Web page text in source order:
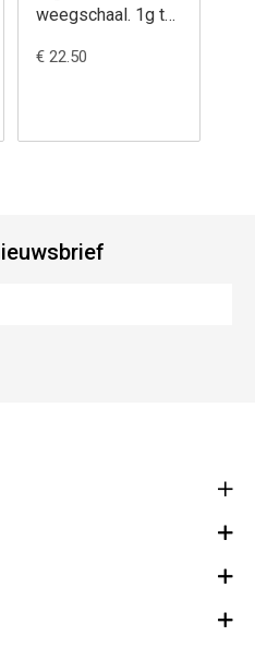
weegschaal. 1g tot
€ 22.50